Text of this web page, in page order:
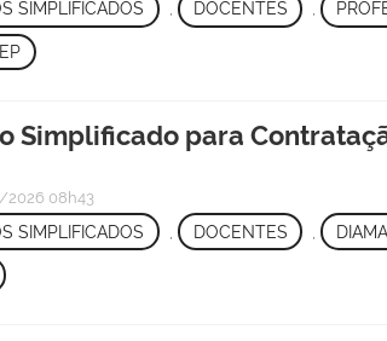
SIMPLIFICADOS , DOCENTES ,
Simplificado para
2026 08h43
SIMPLIFICADOS DOCENTES ,